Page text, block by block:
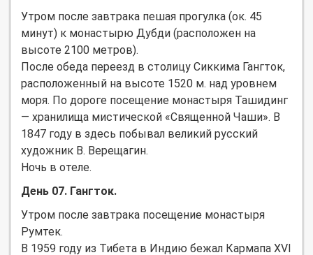
Утром после завтрака пешая прогулка (ок. 45
минут) к монастырю Дубди (расположен на
высоте 2100 метров).
После обеда переезд в столицу Сиккима Гангток,
расположенный на высоте 1520 м. над уровнем
моря. По дороге посещение монастыря Ташидинг
— хранилища мистической «Священной Чаши». В
1847 году в здесь побывал великий русский
художник В. Верещагин.
Ночь в отеле.
День 07. Гангток.
Утром после завтрака посещение монастыря
Румтек.
В 1959 году из Тибета в Индию бежал Кармапа XVI